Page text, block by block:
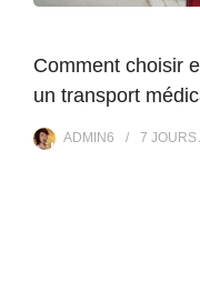
Comment choisir
un transport
ADMIN6 7 JOURS